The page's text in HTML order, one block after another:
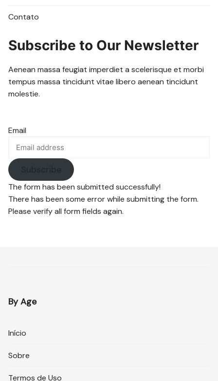
Contato
Subscribe to Our Newsletter
Aenean massa feugiat imperdiet a scelerisque et morbi
tempus massa tincidunt vitae libero aenean tincidunt
molestie.
Email
Subscribe
The form has been submitted successfully!
There has been some error while submitting the form.
Please verify all form fields again.
By Age
Início
Sobre
Termos de Uso